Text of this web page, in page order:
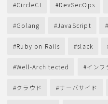
CircleCI DevSecOps
Golang JavaScript
Ruby on Rails slack
Well-Architected インフ
クラウド サーバサイド